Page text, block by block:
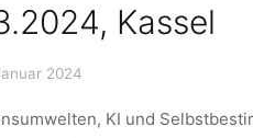
Kassel
2024
KI und